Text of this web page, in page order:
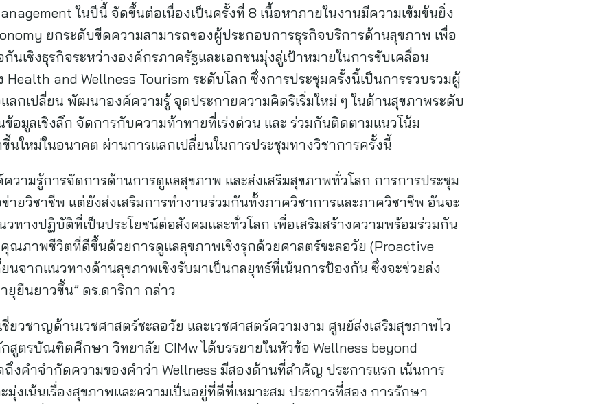
ในปีนี้ จัดขึ้นต่อเนื่องเป็นครั้งที่ 8 เนื้อหาภายในงานมีความเข้มข้นยิ่ง
ยกระดับขีดความสามารถของผู้ประกอบการธุรกิจบริการด้านสุขภาพ เพื่อ
นเชิงธุรกิจระหว่างองค์กรภาครัฐและเอกชนมุ่งสู่เป้าหมายในการขับเคลื่อน
Health and Wellness Tourism ระดับโลก ซึ่งการประชุมครั้งนี้เป็นการรวบรวมผู้
ลกเปลี่ยน พัฒนาองค์ความรู้ จุดประกายความคิดริเริ่มใหม่ ๆ ในด้านสุขภาพระดับ
มูลเชิงลึก จัดการกับความท้าทายที่เร่งด่วน และ ร่วมกันติดตามแนวโน้ม
นใหม่ในอนาคต ผ่านการแลกเปลี่ยนในการประชุมทางวิชาการครั้งนี้
วามรู้การจัดการด้านการดูแลสุขภาพ และส่งเสริมสุขภาพทั่วโลก การการประชุม
ข่ายวิชาชีพ แต่ยังส่งเสริมการทำงานร่วมกันทั้งภาควิชาการและภาควิชาชีพ อันจะ
ทางปฏิบัติที่เป็นประโยชน์ต่อสังคมและทั่วโลก เพื่อเสริมสร้างความพร้อมร่วมกัน
ณภาพชีวิตที่ดีขึ้นด้วยการดูแลสุขภาพเชิงรุกด้วยศาสตร์ชะลอวัย (Proactive
นจากแนวทางด้านสุขภาพเชิงรับมาเป็นกลยุทธ์ที่เน้นการป้องกัน ซึ่งจะช่วยส่ง
ยืนยาวขึ้น” ดร.ดาริกา กล่าว
วชาญด้านเวชศาสตร์ชะลอวัย และเวชศาสตร์ความงาม ศูนย์ส่งเสริมสุขภาพไว
ตรบัณฑิตศึกษา วิทยาลัย CIMw ได้บรรยายในหัวข้อ Wellness beyond
คำจำกัดความของคำว่า Wellness มีสองด้านที่สำคัญ ประการแรก เน้นการ
งเน้นเรื่องสุขภาพและความเป็นอยู่ที่ดีที่เหมาะสม ประการที่สอง การรักษา